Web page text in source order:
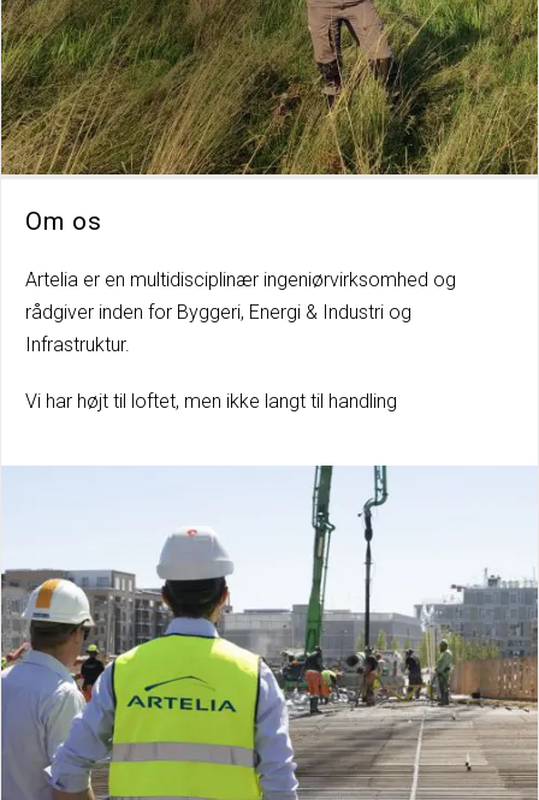
Om os
Artelia er en multidisciplinær ingeniørvirksomhed og
rådgiver inden for Byggeri, Energi & Industri og
Infrastruktur.
Vi har højt til loftet, men ikke langt til handling